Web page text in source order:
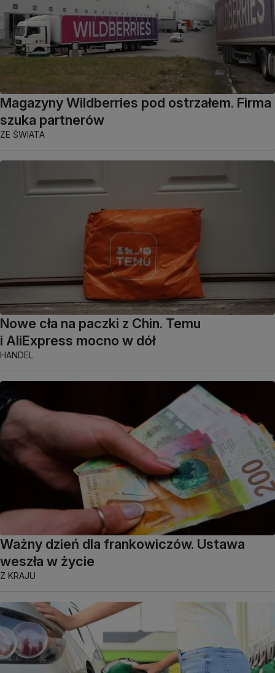
Magazyny Wildberries pod ostrzałem. Firma
szuka partnerów
ZE ŚWIATA
Nowe cła na paczki z Chin. Temu
i AliExpress mocno w dół
HANDEL
Ważny dzień dla frankowiczów. Ustawa
weszła w życie
Z KRAJU